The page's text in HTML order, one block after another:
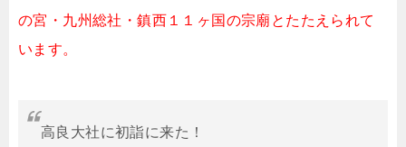
の宮・九州総社・鎮西１１ヶ国の宗廟とたたえられて
います。
高良大社に初詣に来た！